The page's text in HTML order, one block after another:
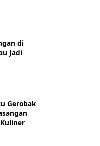
di
Jadi
Gerobak